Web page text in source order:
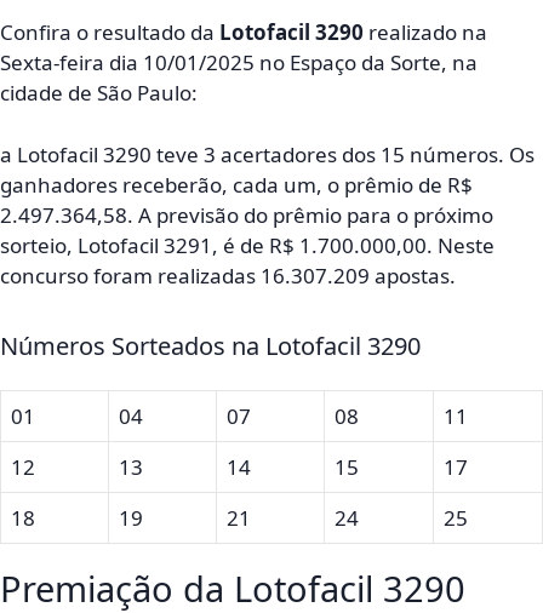
Confira o resultado da Lotofacil 3290 realizado na
Sexta-feira dia 10/01/2025 no Espaço da Sorte, na
cidade de São Paulo:
a Lotofacil 3290 teve 3 acertadores dos 15 números. Os
ganhadores receberão, cada um, o prêmio de R$
2.497.364,58. A previsão do prêmio para o próximo
sorteio, Lotofacil 3291, é de R$ 1.700.000,00. Neste
concurso foram realizadas 16.307.209 apostas.
Números Sorteados na Lotofacil 3290
01 04 07 08
11
12
13 14 15
17
18
19 21 24 25
Premiação da Lotofacil 3290